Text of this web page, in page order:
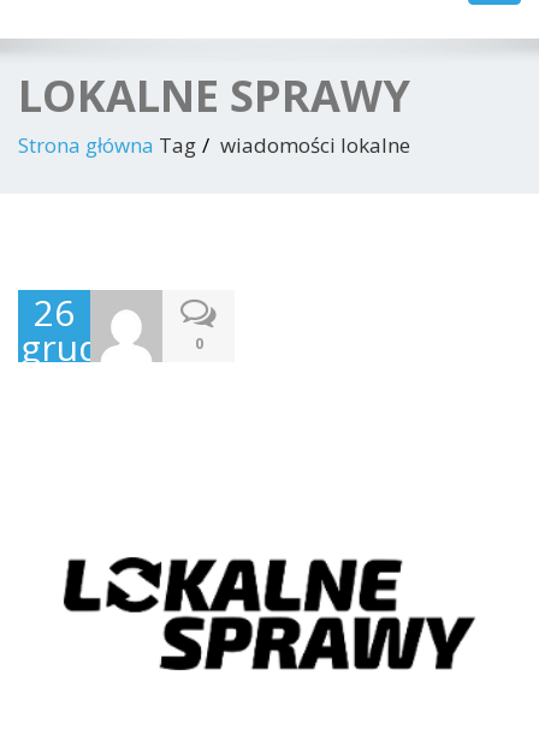
LOKALNE SPRAWY
Strona główna Tag wiadomości lokalne
26
grudnia 0